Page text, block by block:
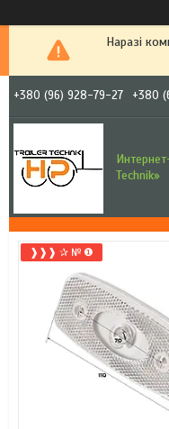
Наразі
+380 (96) 928-79-27 +380
Technik»
❱❱❱ ✰ № ❶